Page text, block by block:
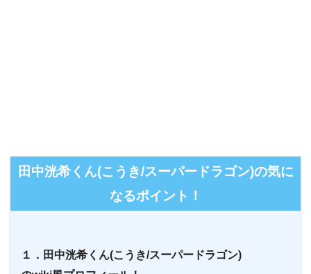
田中洸希くん(こうき/スーパードラゴン)の気に
なるポイント！
１．田中洸希くん(こうき/スーパードラゴン)